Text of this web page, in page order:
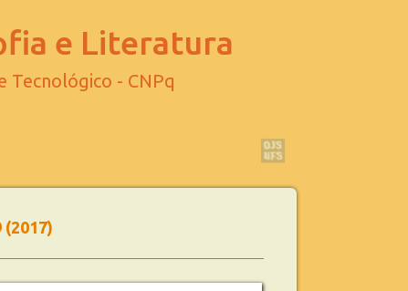
e Literatura
Tecnológico - CNPq
(2017)